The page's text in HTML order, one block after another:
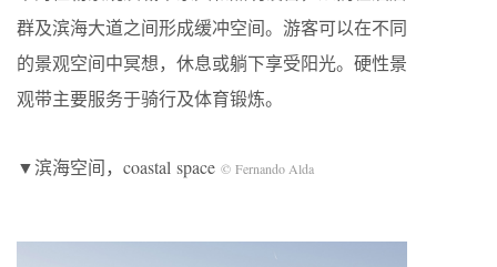
群及滨海大道之间形成缓冲空间。游客可以在不同
的景观空间中冥想，休息或躺下享受阳光。硬性景
观带主要服务于骑行及体育锻炼。
▼滨海空间，coastal space © Fernando Alda